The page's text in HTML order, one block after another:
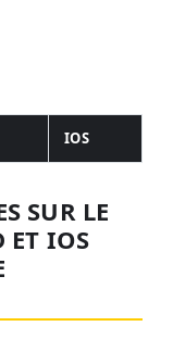
IOS
SUR LE
ET IOS